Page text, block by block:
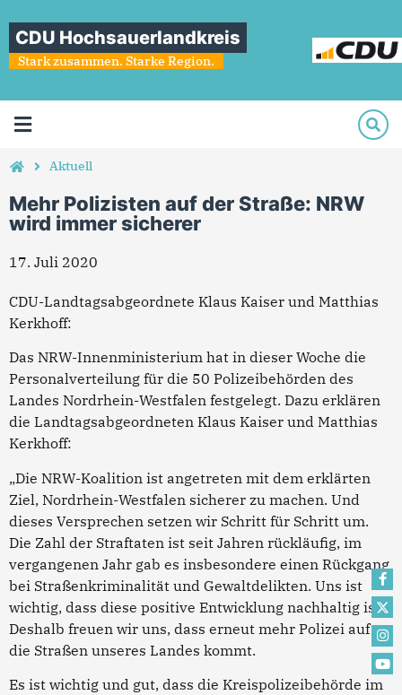
CDU Hochsauerlandkreis
Stark zusammen. Starke Region.
Aktuell
Mehr Polizisten auf der Straße: NRW
wird immer sicherer
17. Juli 2020
CDU-Landtagsabgeordnete Klaus Kaiser und Matthias
Kerkhoff:
Das NRW-Innenministerium hat in dieser Woche die
Personalverteilung für die 50 Polizeibehörden des
Landes Nordrhein-Westfalen festgelegt. Dazu erklären
die Landtagsabgeordneten Klaus Kaiser und Matthias
Kerkhoff:
„Die NRW-Koalition ist angetreten mit dem erklärten
Ziel, Nordrhein-Westfalen sicherer zu machen. Und
dieses Versprechen setzen wir Schritt für Schritt um.
Die Zahl der Straftaten ist seit Jahren rückläufig, im
vergangenen Jahr gab es insbesondere einen Rückgang
bei Straßenkriminalität und Gewaltdelikten. Uns ist
wichtig, dass diese positive Entwicklung nachhaltig ist.
Deshalb freuen wir uns, dass erneut mehr Polizei auf
die Straßen unseres Landes kommt.
Es ist wichtig und gut, dass die Kreispolizeibehörde im